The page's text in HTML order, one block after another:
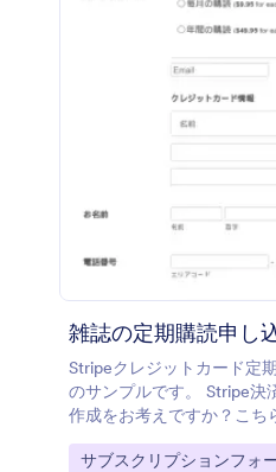
Stripeクレジットカード定
のサンプルです。 Stripe決
作成をお考えですか？こち
い。
Go to Category:
サブスクリプションフォ